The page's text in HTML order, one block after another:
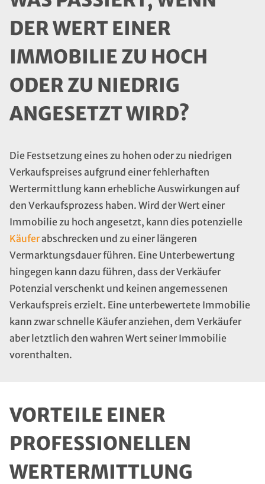
DER WERT EINER
IMMOBILIE ZU HOCH
ODER ZU NIEDRIG
ANGESETZT WIRD?
Die Festsetzung eines zu hohen oder zu niedrigen
Verkaufspreises aufgrund einer fehlerhaften
Wertermittlung kann erhebliche Auswirkungen auf
den Verkaufsprozess haben. Wird der Wert einer
Immobilie zu hoch angesetzt, kann dies potenzielle
Käuferabschrecken und zu einer längeren
Vermarktungsdauer führen. Eine Unterbewertung
hingegen kann dazu führen, dass der Verkäufer
Potenzial verschenkt und keinen angemessenen
Verkaufspreis erzielt. Eine unterbewertete Immobilie
kann zwar schnelle Käufer anziehen, dem Verkäufer
aber letztlich den wahren Wert seiner Immobilie
vorenthalten.
VORTEILE EINER
PROFESSIONELLEN
WERTERMITTLUNG